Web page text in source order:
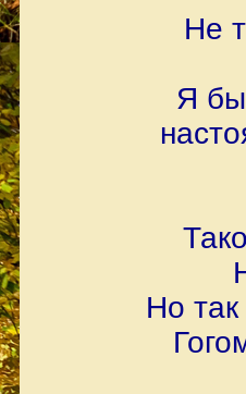
Не
Я бы
Но